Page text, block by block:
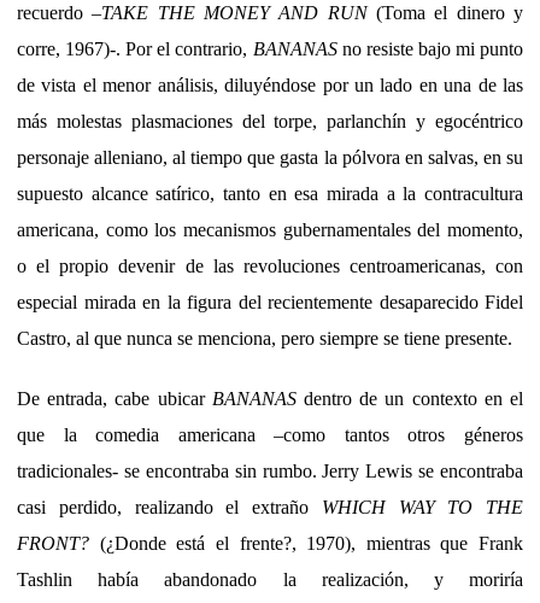
recuerdo –TAKE THE MONEY AND RUN(Toma el dinero y
corre, 1967)-. Por el contrario, BANANASno resiste bajo mi punto
de vista el menor análisis, diluyéndose por un lado en una de las
más molestas plasmaciones del torpe, parlanchín y egocéntrico
personaje alleniano, al tiempo que gasta la pólvora en salvas, en su
supuesto alcance satírico, tanto en esa mirada a la contracultura
americana, como los mecanismos gubernamentales del momento,
o el propio devenir de las revoluciones centroamericanas, con
especial mirada en la figura del recientemente desaparecido Fidel
Castro, al que nunca se menciona, pero siempre se tiene presente.
De entrada, cabe ubicar BANANASdentro de un contexto en el
que la comedia americana –como tantos otros géneros
tradicionales- se encontraba sin rumbo. Jerry Lewis se encontraba
casi perdido, realizando el extraño WHICH WAY TO THE
FRONT? (¿Donde está el frente?, 1970), mientras que Frank
Tashlin había abandonado la realización, y moriría